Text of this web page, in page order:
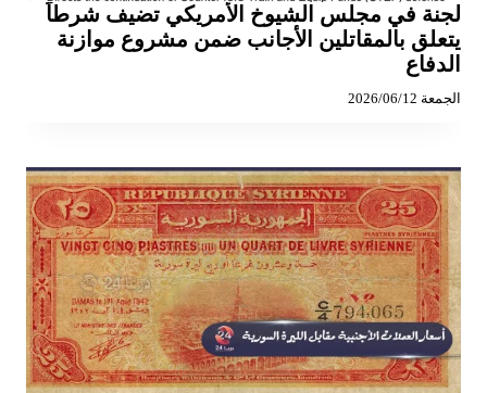
لجنة في مجلس الشيوخ الأمريكي تضيف شرطاً
يتعلق بالمقاتلين الأجانب ضمن مشروع موازنة
الدفاع
الجمعة 2026/06/12